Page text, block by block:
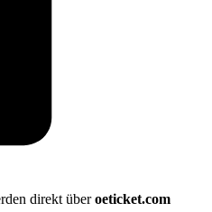
direkt überoeticket.com